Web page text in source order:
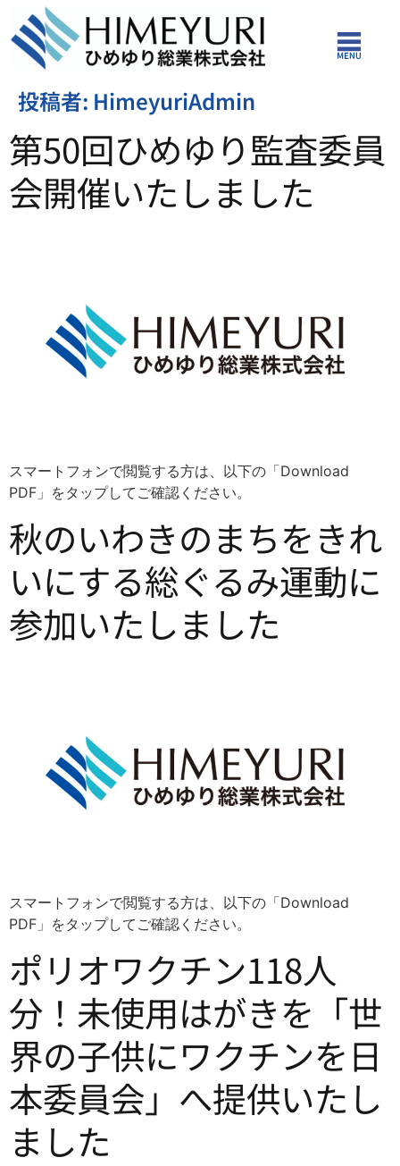
投稿者: HimeyuriAdmin
第50回ひめゆり監査委員
会開催いたしました
スマートフォンで閲覧する方は、以下の「Download
PDF」をタップしてご確認ください。
秋のいわきのまちをきれ
いにする総ぐるみ運動に
参加いたしました
スマートフォンで閲覧する方は、以下の「Download
PDF」をタップしてご確認ください。
ポリオワクチン118人
分！未使用はがきを「世
界の子供にワクチンを日
本委員会」へ提供いたし
ました